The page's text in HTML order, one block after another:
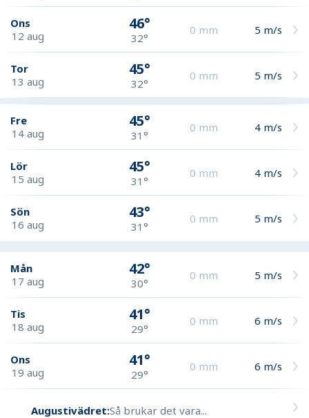
Ons
12 aug
46°
32°
0 mm 5 m/s
Tor
13 aug
45°
32°
0 mm 5 m/s
Fre
14 aug
45°
31°
0 mm 4 m/s
Lör
15 aug
45°
31°
0 mm 4 m/s
Sön
16 aug
43°
31°
0 mm 5 m/s
Mån
17 aug
42°
30°
0 mm 5 m/s
Tis
18 aug
41°
29°
0 mm 6 m/s
Ons
19 aug
41°
29°
0 mm 6 m/s
Augustivädret:Så brukar det vara...